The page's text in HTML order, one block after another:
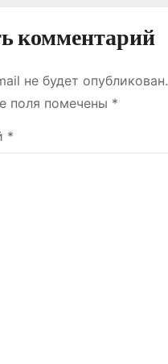
комментарий
не будет опубликован.
поля помечены *
*